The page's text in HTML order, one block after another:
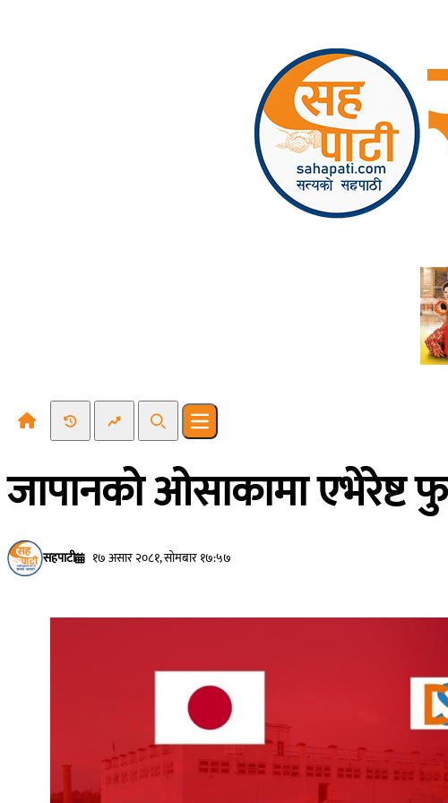
Recent NewsTrending News
SearchOpen main menu
जापानकाे ओसाकामा एभेरेष्ट
सहपाटी १७ असार २०८१, सोमबार १७:५७